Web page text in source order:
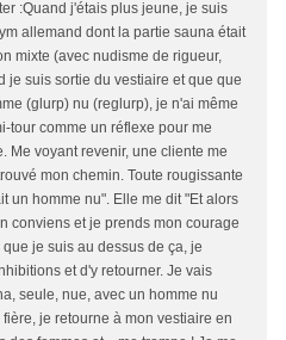
:Quand j'étais plus jeune, je suis
allemand dont la partie sauna était
mixte (avec nudisme de rigueur,
je suis sortie du vestiaire et que que
(glurp) nu (reglurp), je n'ai même
tour comme un réflexe pour me
Me voyant revenir, une cliente me
mon chemin. Toute rougissante
un homme nu". Elle me dit "Et alors
conviens et je prends mon courage
je suis au dessus de ça, je
et d'y retourner. Je vais
seule, nue, avec un homme nu
je retourne à mon vestiaire en